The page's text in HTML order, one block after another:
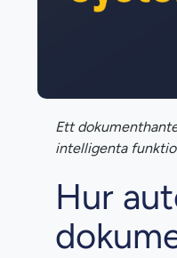
Ett
intelligenta
Hur